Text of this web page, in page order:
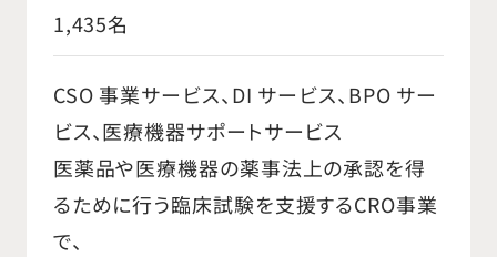
1,435名
CSO 事業サービス、DI サービス、BPO サー
ビス、医療機器サポートサービス
医薬品や医療機器の薬事法上の承認を得
るために行う臨床試験を支援するCRO事業
で、